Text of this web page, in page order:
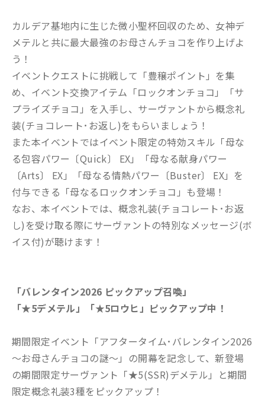
カルデア基地内に生じた微小聖杯回収のため、女神デ
メテルと共に最大最強のお母さんチョコを作り上げよ
う！
イベントクエストに挑戦して「豊穣ポイント」を集
め、イベント交換アイテム「ロックオンチョコ」「サ
プライズチョコ」を入手し、サーヴァントから概念礼
装(チョコレート･お返し)をもらいましょう！
また本イベントではイベント限定の特効スキル「母な
る包容パワー〔Quick〕 EX」「母なる献身パワー
〔Arts〕 EX」「母なる情熱パワー〔Buster〕 EX」を
付与できる「母なるロックオンチョコ」も登場！
なお、本イベントでは、概念礼装(チョコレート･お返
し)を受け取る際にサーヴァントの特別なメッセージ(ボ
イス付)が聴けます！
「バレンタイン2026 ピックアップ召喚」
「★5デメテル」「★5ロウヒ」ピックアップ中！
期間限定イベント「アフタータイム･バレンタイン2026
～お母さんチョコの謎～」の開幕を記念して、新登場
の期間限定サーヴァント「★5(SSR)デメテル」と期間
限定概念礼装3種をピックアップ！